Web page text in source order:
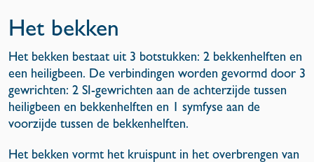
Het bekken
Het bekken bestaat uit 3 botstukken: 2 bekkenhelften en
een heiligbeen. De verbindingen worden gevormd door 3
gewrichten: 2 SI-gewrichten aan de achterzijde tussen
heiligbeen en bekkenhelften en 1 symfyse aan de
voorzijde tussen de bekkenhelften.
Het bekken vormt het kruispunt in het overbrengen van